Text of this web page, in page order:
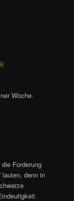
Woche.
Forderung
lauten, denn in